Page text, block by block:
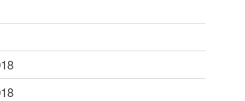
Februar 2019
Januar 2019